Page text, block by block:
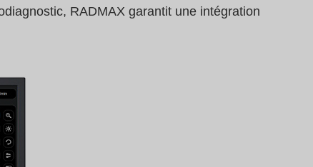
RADMAX garantit une intégration